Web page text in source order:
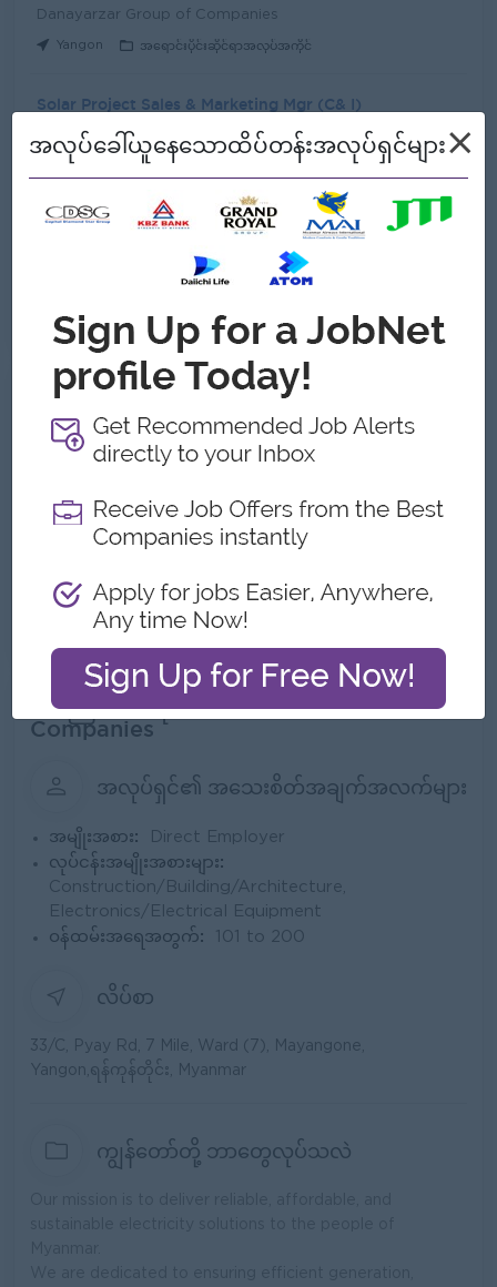
Danayarzar Group of Companies
Yangon အရောင်းပိုင်းဆိုင်ရာအလုပ်အကိုင်
Solar Project Sales & Marketing Mgr (C& I)
Danayarzar Group of Companies
အရောင်းပိုင်းဆိုင်ရာအလုပ်အကိုင်
Office Admin Staff
ရုံးလုပ်ငန်း စီမံခန့်ခွဲရေး
အလုပ်အားလုံးကိုကြည့်မည်။
မီဒီယာနှင့် ဓာတ်ပုံများ
အကြောင်းအရာ Danayarzar Group of
Companies
အလုပ်ရှင်၏ အသေးစိတ်အချက်အလက်များ
အမျိုးအစား: Direct Employer
လုပ်ငန်းအမျိုးအစားများ:
Construction/Building/Architecture,
Electronics/Electrical Equipment
ဝန်ထမ်းအရေအတွက်: 101 to 200
လိပ်စာ
33/C, Pyay Rd, 7 Mile, Ward (7), Mayangone,
Yangon,ရန်ကုန်တိုင်း, Myanmar
ကျွန်တော်တို့ ဘာတွေလုပ်သလဲ
အလုပ်ခေါ်ယူနေသောထိပ်တန်းအလုပ်ရှင်များ×